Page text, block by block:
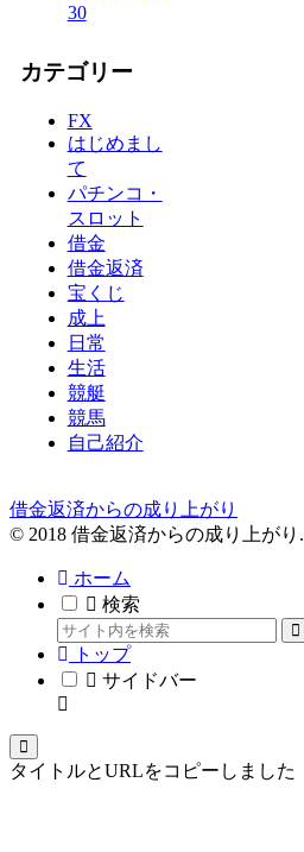
30
カテゴリー
FX
はじめまし
て
パチンコ・
スロット
借金
借金返済
宝くじ
成上
日常
生活
競艇
競馬
自己紹介
借金返済からの成り上がり
© 2018 借金返済からの成り上がり.
ホーム
検索
トップ
サイドバー
タイトルとURLをコピーしました